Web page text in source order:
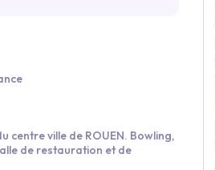
centre ville de ROUEN. Bowling,
de restauration et de